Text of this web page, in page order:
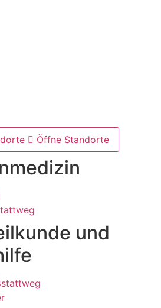
Öffne Standorte
und